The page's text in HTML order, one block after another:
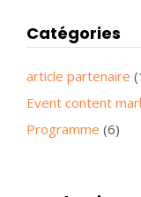
Catégories
article partenaire
Event content
Programme (6)